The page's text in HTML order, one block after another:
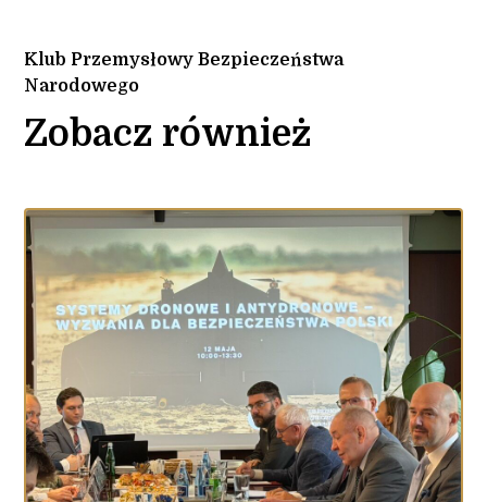
Klub Przemysłowy Bezpieczeństwa
Narodowego
Zobacz również